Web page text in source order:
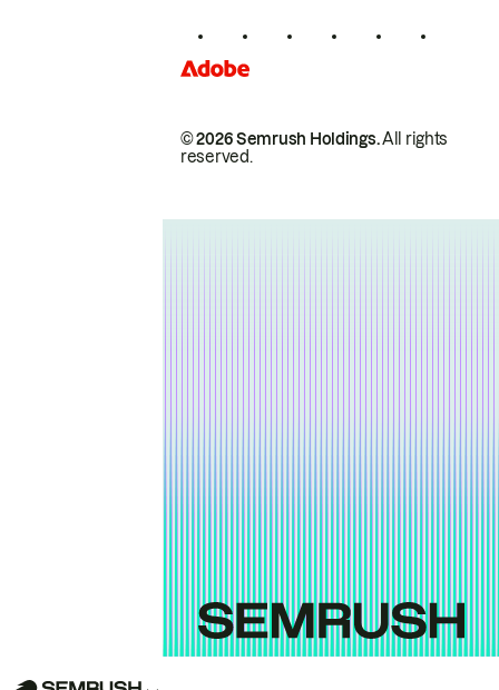
© 2026 Semrush Holdings.All rights
reserved.